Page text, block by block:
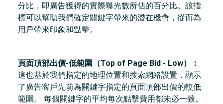
分比，即廣告獲得的實際曝光數所佔的百分比。該指
標可以幫助我們確定關鍵字帶來的潛在機會，從而為
用戶帶來印象和點擊。
頁面頂部出價-低範圍（Top of Page Bid - Low）：
這也基於我們指定的地理位置和搜索網絡設置，顯示
了廣告客戶先前為關鍵字指定的頁面頂部出價的較低
範圍。 每個關鍵字的平均每次點擊費用都未必一致。